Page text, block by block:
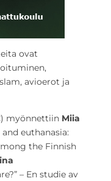
ovat
avioerot ja
myönnettiin Miia
euthanasia:
the Finnish
– En studie av